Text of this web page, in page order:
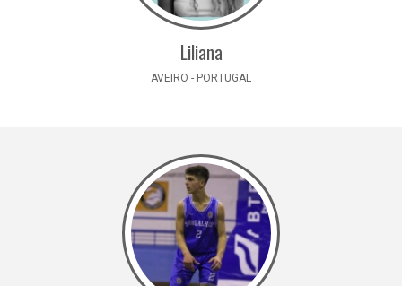
Liliana
AVEIRO - PORTUGAL